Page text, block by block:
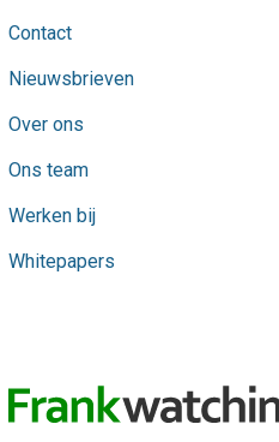
Contact
Nieuwsbrieven
Over ons
Ons team
Werken bij
Whitepapers